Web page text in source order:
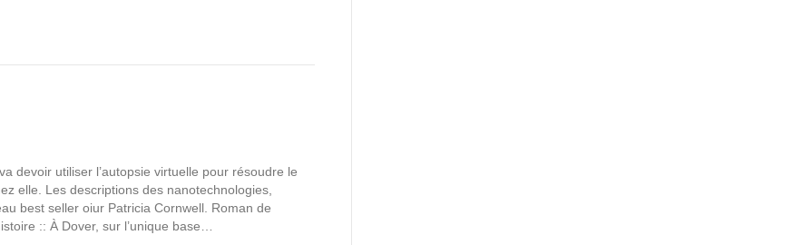
devoir utiliser l’autopsie virtuelle pour résoudre le
elle. Les descriptions des nanotechnologies,
best seller oiur Patricia Cornwell. Roman de
:: À Dover, sur l’unique base…